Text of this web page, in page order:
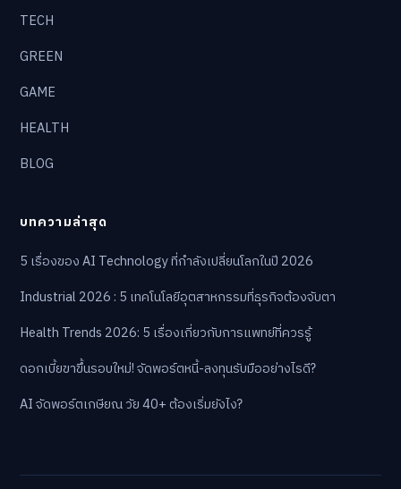
TECH
GREEN
GAME
HEALTH
BLOG
บทความล่าสุด
5 เรื่องของ AI Technology ที่กำลังเปลี่ยนโลกในปี 2026
Industrial 2026 : 5 เทคโนโลยีอุตสาหกรรมที่ธุรกิจต้องจับตา
Health Trends 2026: 5 เรื่องเกี่ยวกับการแพทย์ที่ควรรู้
ดอกเบี้ยขาขึ้นรอบใหม่! จัดพอร์ตหนี้-ลงทุนรับมืออย่างไรดี?
AI จัดพอร์ตเกษียณ วัย 40+ ต้องเริ่มยังไง?